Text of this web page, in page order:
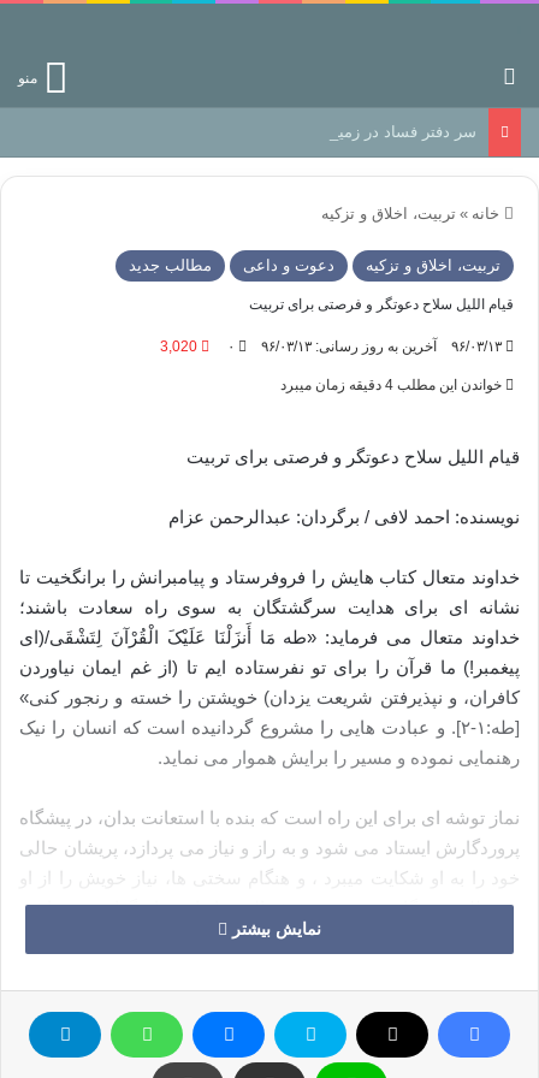
منو
سر دفتر فساد در زمین‌، دوری وکناره‌گیری از راه خداست‌!
خانه » تربیت، اخلاق و تزکیه
تربیت، اخلاق و تزکیه دعوت و داعی مطالب جدید
قیام اللیل سلاح دعوتگر و فرصتی برای تربیت
۹۶/۰۳/۱۳ آخرین به روز رسانی: ۹۶/۰۳/۱۳ ۰ 3,020
خواندن این مطلب 4 دقیقه زمان میبرد
قیام اللیل سلاح دعوتگر و فرصتی برای تربیت
نویسنده: احمد لافی / برگردان: عبدالرحمن عزام
خداوند متعال کتاب هایش را فروفرستاد و پیامبرانش را برانگخیت تا
نشانه ای برای هدایت سرگشتگان به سوی راه سعادت باشند؛
خداوند متعال می فرماید: «طه مَا أَنزَلْنَا عَلَیْکَ الْقُرْآنَ لِتَشْقَى/(ای
پیغمبر!) ما قرآن را برای تو نفرستاده ایم تا (از غم ایمان نیاوردن
کافران، و نپذیرفتن شریعت یزدان) خویشتن را خسته و رنجور کنی»
[طه:۱-۲]. و عبادت هایی را مشروع گردانیده است که انسان را نیک
رهنمایی نموده و مسیر را برایش هموار می نماید.
نماز توشه ای برای این راه است که بنده با استعانت بدان، در پیشگاه
پروردگارش ایستاد می شود و به راز و نیاز می پردازد، پریشان حالی
خود را به او شکایت می‏برد ، و هنگام سختی ها، نیاز خویش را از او
می طلبد و هنگام نعمت و بخشش الهی، از او سپاس‏گزاری می‏نماید و
خواهان ازدیاد نعمت است در حالی که از احساس انس با او و جمال
نگین این طوق، نماز شب است. در شب هر دوستی با دوستدارش
خلوت می‏گزیند، بیداری و شب زنده داری برایش گوارا و شیرین
نمایش بیشتر